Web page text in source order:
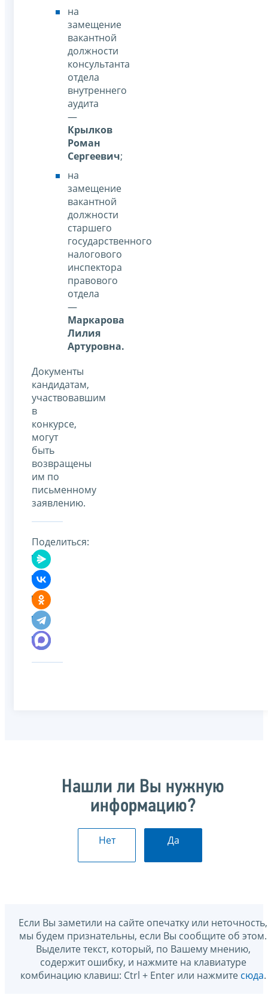
на
замещение
вакантной
должности
консультанта
отдела
внутреннего
аудита
—
Крылков
Роман
Сергеевич;
на
замещение
вакантной
должности
старшего
государственного
налогового
инспектора
правового
отдела
—
Маркарова
Лилия
Артуровна.
Документы
кандидатам,
участвовавшим
в
конкурсе,
могут
быть
возвращены
им по
письменному
заявлению.
Поделиться:
Нашли ли Вы нужную
информацию?
Нет Да
Если Вы заметили на сайте опечатку или неточность,
мы будем признательны, если Вы сообщите об этом.
Выделите текст, который, по Вашему мнению,
содержит ошибку, и нажмите на клавиатуре
комбинацию клавиш: Ctrl + Enter или нажмите сюда.